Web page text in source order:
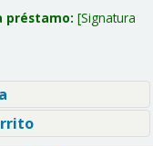
préstamo: Signatura